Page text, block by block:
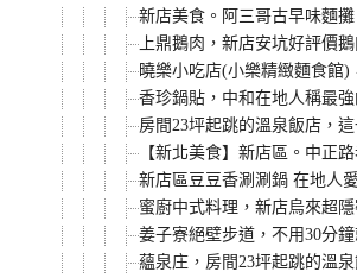
新店美食。阿三哥古早味麵
上鼎鵝肉，新店安坑好評價
曉樂小吃店(小樂精緻麵食館
香珍鍋貼，中和在地人稱最
房間23坪起跳的溫泉飯店，
【新北美食】新店區。中正
新店區豆豆香涮涮鍋 在地人
蜜廚中式料理，新店烏來超
姜子寮絕壁步道，不用30分
蘊泉庄，房間23坪起跳的溫